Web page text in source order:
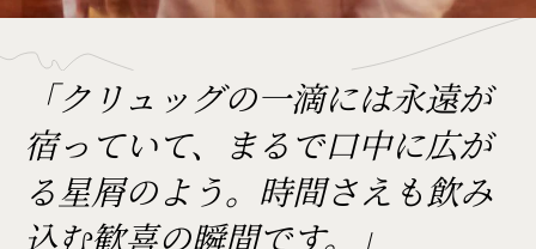
「クリュッグの一滴には永遠が
宿っていて、まるで口中に広が
る星屑のよう。時間さえも飲み